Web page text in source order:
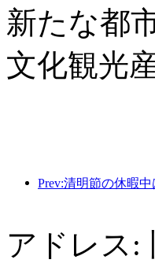
新たな都
文化観光
アドレス: